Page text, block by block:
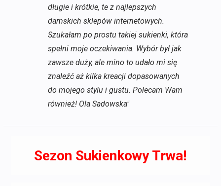
długie i krótkie, te z najlepszych
damskich sklepów internetowych.
Szukałam po prostu takiej sukienki, która
spełni moje oczekiwania. Wybór był jak
zawsze duży, ale mino to udało mi się
znaleźć aż kilka kreacji dopasowanych
do mojego stylu i gustu. Polecam Wam
również! Ola Sadowska"
Sezon Sukienkowy Trwa!